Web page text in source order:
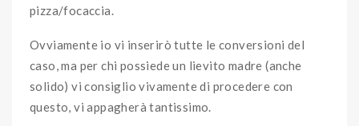
pizza/focaccia.
Ovviamente io vi inserirò tutte le conversioni del
caso, ma per chi possiede un lievito madre (anche
solido) vi consiglio vivamente di procedere con
questo, vi appagherà tantissimo.